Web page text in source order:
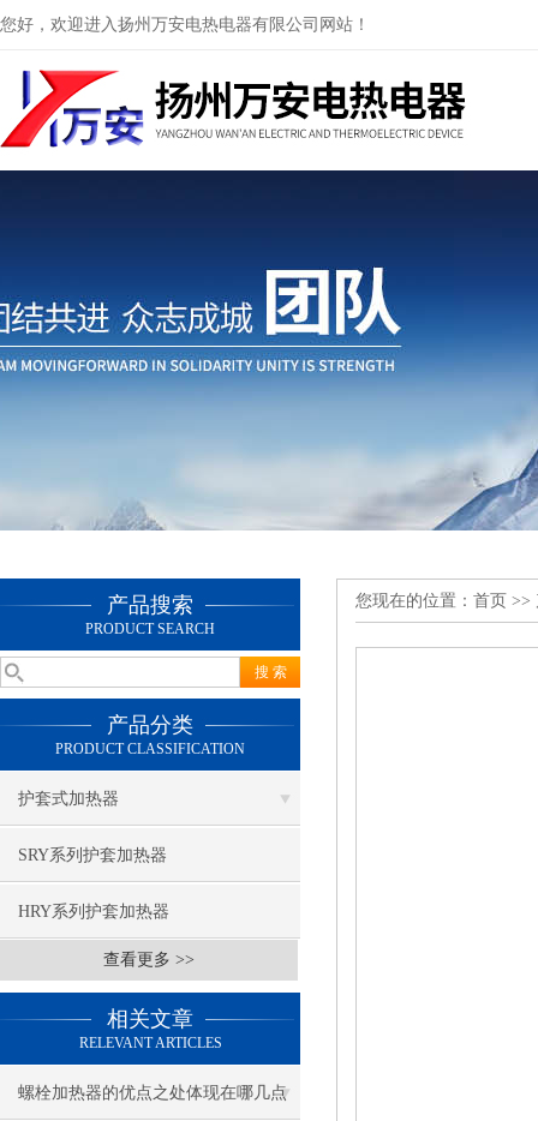
您好，欢迎进入扬州万安电热电器有限公司网站！
产品搜索
PRODUCT SEARCH
产品分类
PRODUCT CLASSIFICATION
护套式加热器
SRY系列护套加热器
HRY系列护套加热器
查看更多 >>
相关文章
RELEVANT ARTICLES
螺栓加热器的优点之处体现在哪几点
您现在的位置： 首页 >>